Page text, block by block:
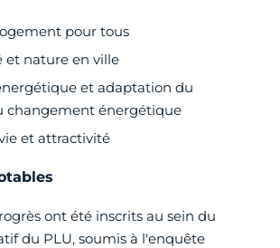
pour tous
et nature en ville
et adaptation du
changement énergétique
et attractivité
ont été inscrits au sein du
du PLU, soumis à l'enquête